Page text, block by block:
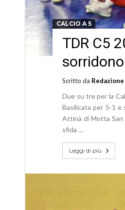
CALCIO A 5
TDR C5
Scritto da
Due su tre per la
Basilicata per 5-1 e
Attinà di Motta San
sfida …
Leggi di più